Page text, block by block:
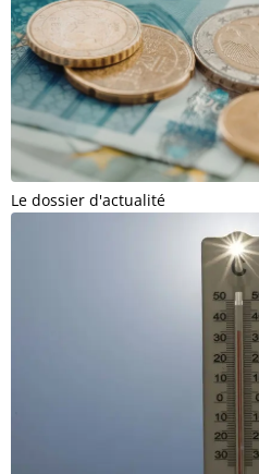
Le dossier d'actualité